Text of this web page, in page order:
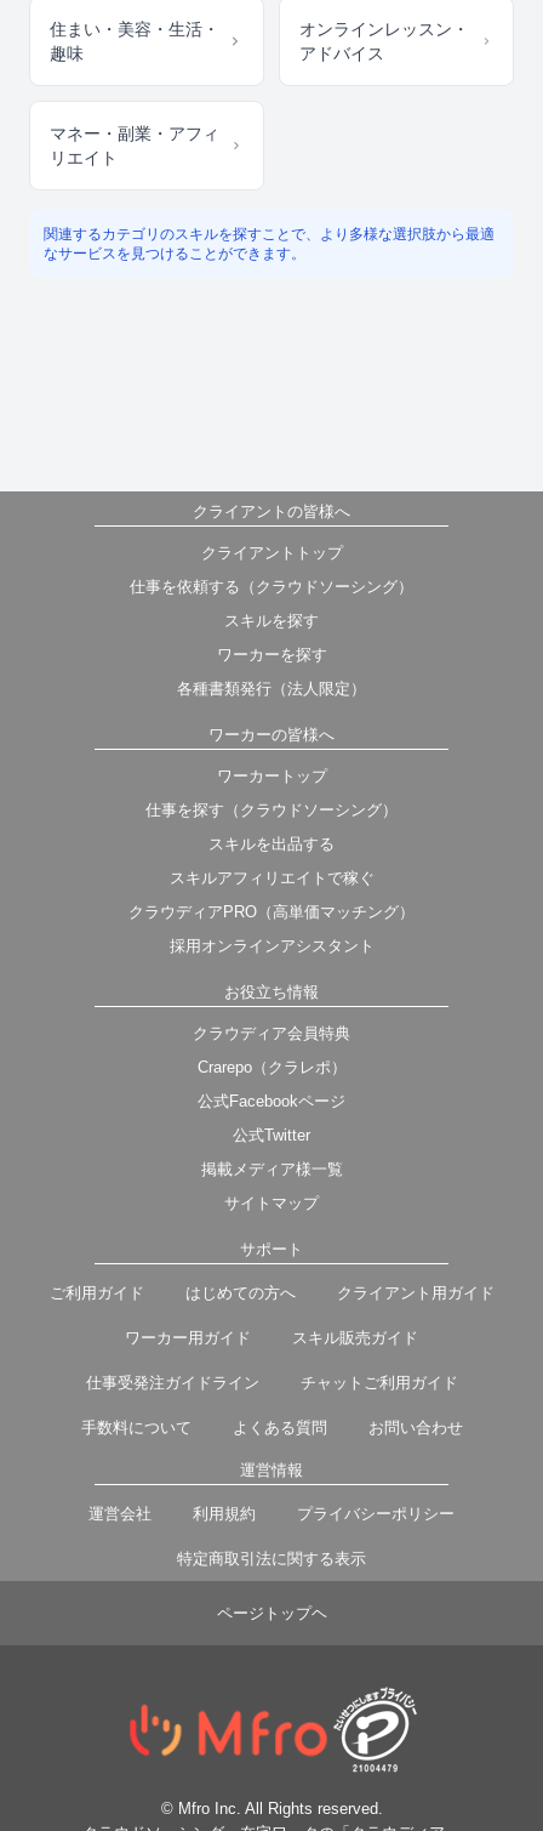
住まい・美容・生活・
趣味
オンラインレッスン・
アドバイス
マネー・副業・アフィ
リエイト
関連するカテゴリのスキルを探すことで、より多様な選択肢から最適
なサービスを見つけることができます。
クライアントの皆様へ
クライアントトップ
仕事を依頼する（クラウドソーシング）
スキルを探す
ワーカーを探す
各種書類発行（法人限定）
ワーカーの皆様へ
ワーカートップ
仕事を探す（クラウドソーシング）
スキルを出品する
スキルアフィリエイトで稼ぐ
クラウディアPRO（高単価マッチング）
採用オンラインアシスタント
お役立ち情報
クラウディア会員特典
Crarepo（クラレポ）
公式Facebookページ
公式Twitter
掲載メディア様一覧
サイトマップ
サポート
ご利用ガイド はじめての方へ クライアント用ガイド
ワーカー用ガイド スキル販売ガイド
仕事受発注ガイドライン チャットご利用ガイド
手数料について よくある質問 お問い合わせ
運営情報
運営会社 利用規約 プライバシーポリシー
特定商取引法に関する表示
ページトップヘ
© Mfro Inc. All Rights reserved.